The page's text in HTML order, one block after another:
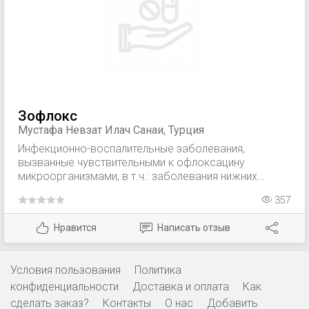
Зофлокс
Мустафа Невзат Илач Санаи, Турция
Инфекционно-воспалительные заболевания,
вызванные чувствительными к офлоксацину
микроорганизмами, в т.ч.: заболевания нижних
мягких тканей, костей, суставов, инфекционно-
воспалительные заболевания органов брюшной
полости (за исключением бактериального энтерита)
и малого таза, инфекции почек и мочевыводящих
357
Нравится Написать отзыв
Условия пользования
Политика
конфиденциальности
Доставка и оплата
Как
сделать заказ?
Контакты О нас Добавить